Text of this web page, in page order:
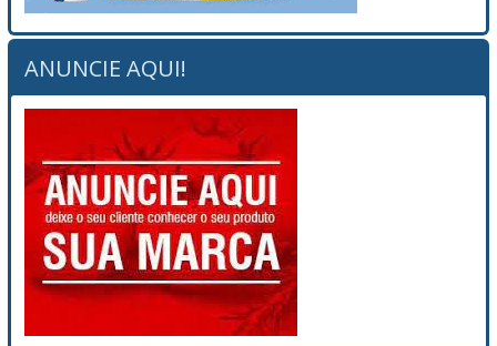
ANUNCIE AQUI!